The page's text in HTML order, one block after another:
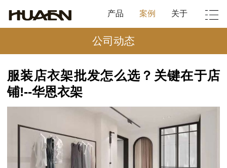
产品 案例 关于
公司动态
服装店衣架批发怎么选？关键在于店
铺!--华恩衣架